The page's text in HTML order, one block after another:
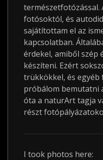
természetfotózással.
fotósoktól, és
sajátítottam el az
kapcsolatban.
érdekel, amiből szép
készíteni. Ezért
trükkökkel, és
próbálom bemutatni
óta a naturArt tagja
részt
I took photos here: